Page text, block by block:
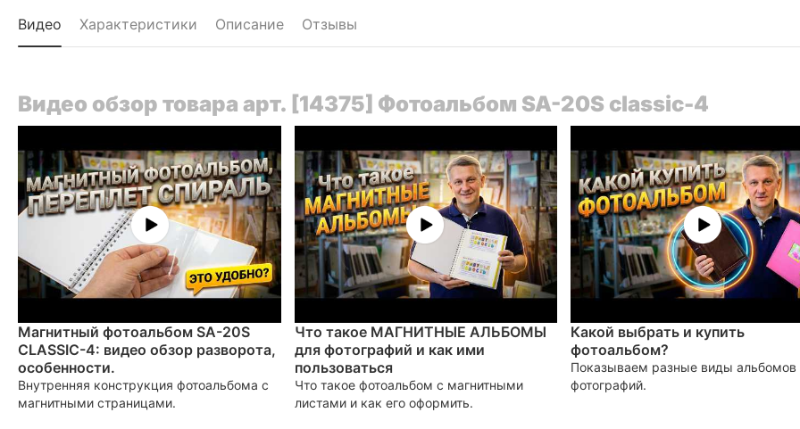
Видео Характеристики Описание Отзывы
Видео обзор товара арт. [14375] Фотоальбом SA-20S classic-4
Магнитный фотоальбом SA-20S
CLASSIC-4: видео обзор разворота,
особенности.
Внутренняя конструкция фотоальбома с
магнитными страницами.
Что такое МАГНИТНЫЕ АЛЬБОМЫ
для фотографий и как ими
пользоваться
Что такое фотоальбом с магнитными
листами и как его оформить.
Какой выбрать и купить
фотоальбом?
Показываем разные виды альбомов
фотографий.